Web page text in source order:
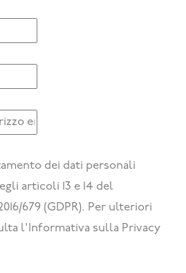
dei dati personali
articoli 13 e 14 del
679 (GDPR). Per ulteriori
l'Informativa sulla Privacy